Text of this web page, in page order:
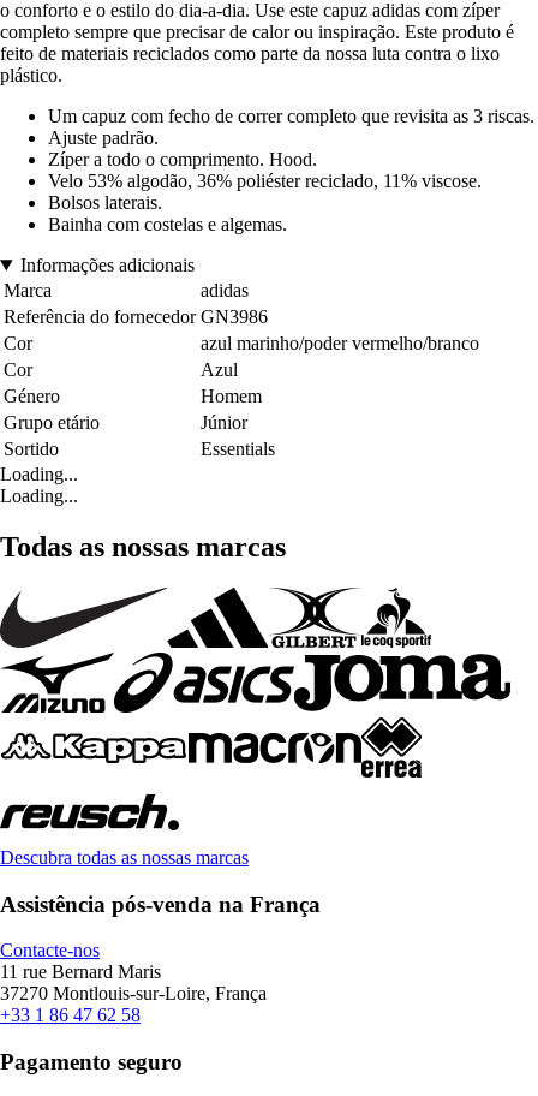
o conforto e o estilo do dia-a-dia. Use este capuz adidas com zíper
completo sempre que precisar de calor ou inspiração. Este produto é
feito de materiais reciclados como parte da nossa luta contra o lixo
plástico.
Um capuz com fecho de correr completo que revisita as 3 riscas.
Ajuste padrão.
Zíper a todo o comprimento. Hood.
Velo 53% algodão, 36% poliéster reciclado, 11% viscose.
Bolsos laterais.
Bainha com costelas e algemas.
Informações adicionais
Marca
adidas
Referência do fornecedor GN3986
Cor
azul marinho/poder vermelho/branco
Cor
Azul
Género
Homem
Grupo etário
Júnior
Sortido
Essentials
Loading...
Loading...
Todas as nossas marcas
Descubra todas as nossas marcas
Assistência pós-venda na França
Contacte-nos
11 rue Bernard Maris
37270 Montlouis-sur-Loire, França
+33 1 86 47 62 58
Pagamento seguro